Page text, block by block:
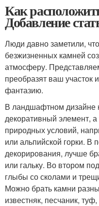
Как
Добавление
Люди давно заметили,
безжизненных камней
атмосферу.
преобразят ваш участок
фантазию.
В ландшафтном дизайне
декоративный элемент,
природных условий,
или альпийской горки. В
декорирования, лучше
или гальку. Во втором
глыбы со сколами и
Можно брать камни
известняк, песчаник,